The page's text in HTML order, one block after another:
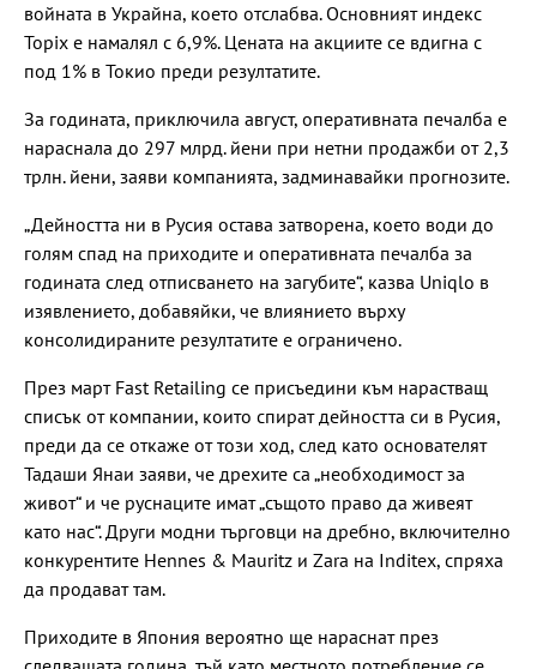
войната в Украйна, което отслабва. Основният индекс
Topix е намалял с 6,9%. Цената на акциите се вдигна с
под 1% в Токио преди резултатите.
За годината, приключила август, оперативната печалба е
нараснала до 297 млрд. йени при нетни продажби от 2,3
трлн. йени, заяви компанията, задминавайки прогнозите.
„Дейността ни в Русия остава затворена, което води до
голям спад на приходите и оперативната печалба за
годината след отписването на загубите“, казва Uniqlo в
изявлението, добавяйки, че влиянието върху
консолидираните резултатите е ограничено.
През март Fast Retailing се присъедини към нарастващ
списък от компании, които спират дейността си в Русия,
преди да се откаже от този ход, след като основателят
Тадаши Янаи заяви, че дрехите са „необходимост за
живот“ и че руснаците имат „същото право да живеят
като нас“. Други модни търговци на дребно, включително
конкурентите Hennes & Mauritz и Zara на Inditex, спряха
да продават там.
Приходите в Япония вероятно ще нараснат през